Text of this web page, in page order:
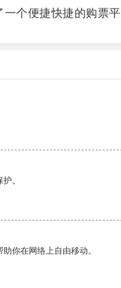
便捷快捷的购票平
。
你在网络上自由移动。